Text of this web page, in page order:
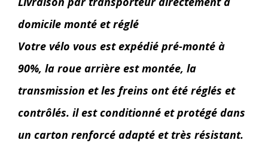
domicile monté et réglé
Votre vélo vous est expédié pré-monté à
90%, la roue arrière est montée, la
transmission et les freins ont été réglés et
contrôlés. il est conditionné et protégé dans
un carton renforcé adapté et très résistant.